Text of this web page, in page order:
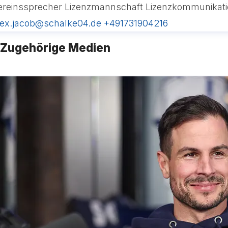
Lizenzmannschaft
+491731904216
Zugehörige Medien